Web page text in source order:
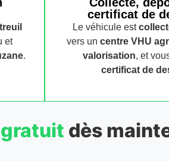
et
.
Collecte,
certificat de
Le véhicule est
vers un centre VHU
valorisation, et
certificat de
dès